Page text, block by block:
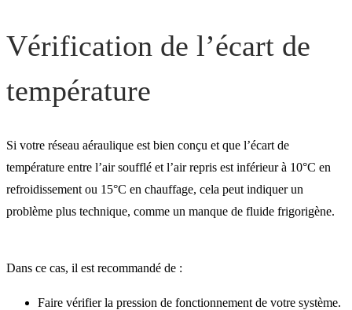
Vérification de l’écart de
température
Si votre réseau aéraulique est bien conçu et que l’écart de
température entre l’air soufflé et l’air repris est inférieur à 10°C en
refroidissement ou 15°C en chauffage, cela peut indiquer un
problème plus technique, comme un manque de fluide frigorigène.
Dans ce cas, il est recommandé de :
Faire vérifier la pression de fonctionnement de votre système.